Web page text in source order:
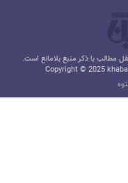
مطالب با ذکر منبع بلامانع است.
Copyright © 2025